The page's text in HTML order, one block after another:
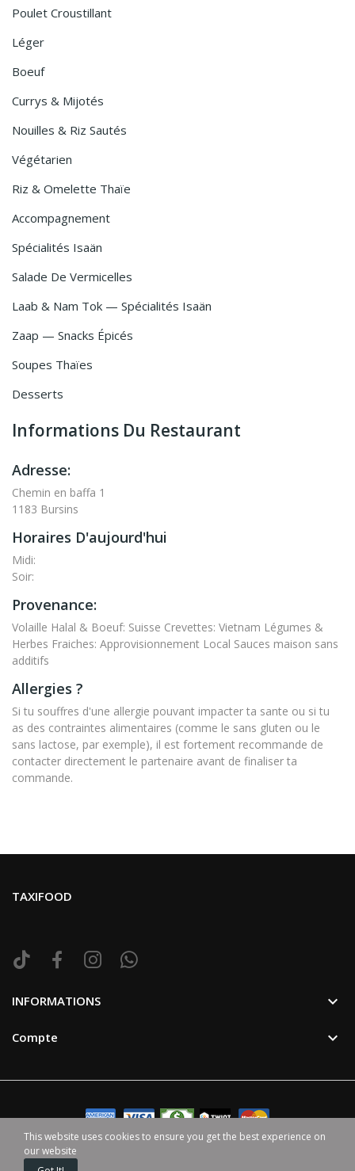
Poulet Croustillant
Léger
Boeuf
Currys & Mijotés
Nouilles & Riz Sautés
Végétarien
Riz & Omelette Thaïe
Accompagnement
Spécialités Isaän
Salade De Vermicelles
Laab & Nam Tok — Spécialités Isaän
Zaap — Snacks Épicés
Soupes Thaïes
Desserts
Informations Du Restaurant
Adresse:
Chemin en baffa 1
1183 Bursins
Horaires D'aujourd'hui
Midi:
Soir:
Provenance:
Volaille Halal & Boeuf: Suisse Crevettes: Vietnam Légumes &
Herbes Fraiches: Approvisionnement Local Sauces maison sans
additifs
Allergies ?
Si tu souffres d'une allergie pouvant impacter ta sante ou si tu
as des contraintes alimentaires (comme le sans gluten ou le
sans lactose, par exemple), il est fortement recommande de
contacter directement le partenaire avant de finaliser ta
commande.
TAXIFOOD
INFORMATIONS 
Compte 
©2024 TaxiFood. Tous Droit Reservé. | Avec ♥ par
This website uses cookies to ensure you get the best experience on
our website